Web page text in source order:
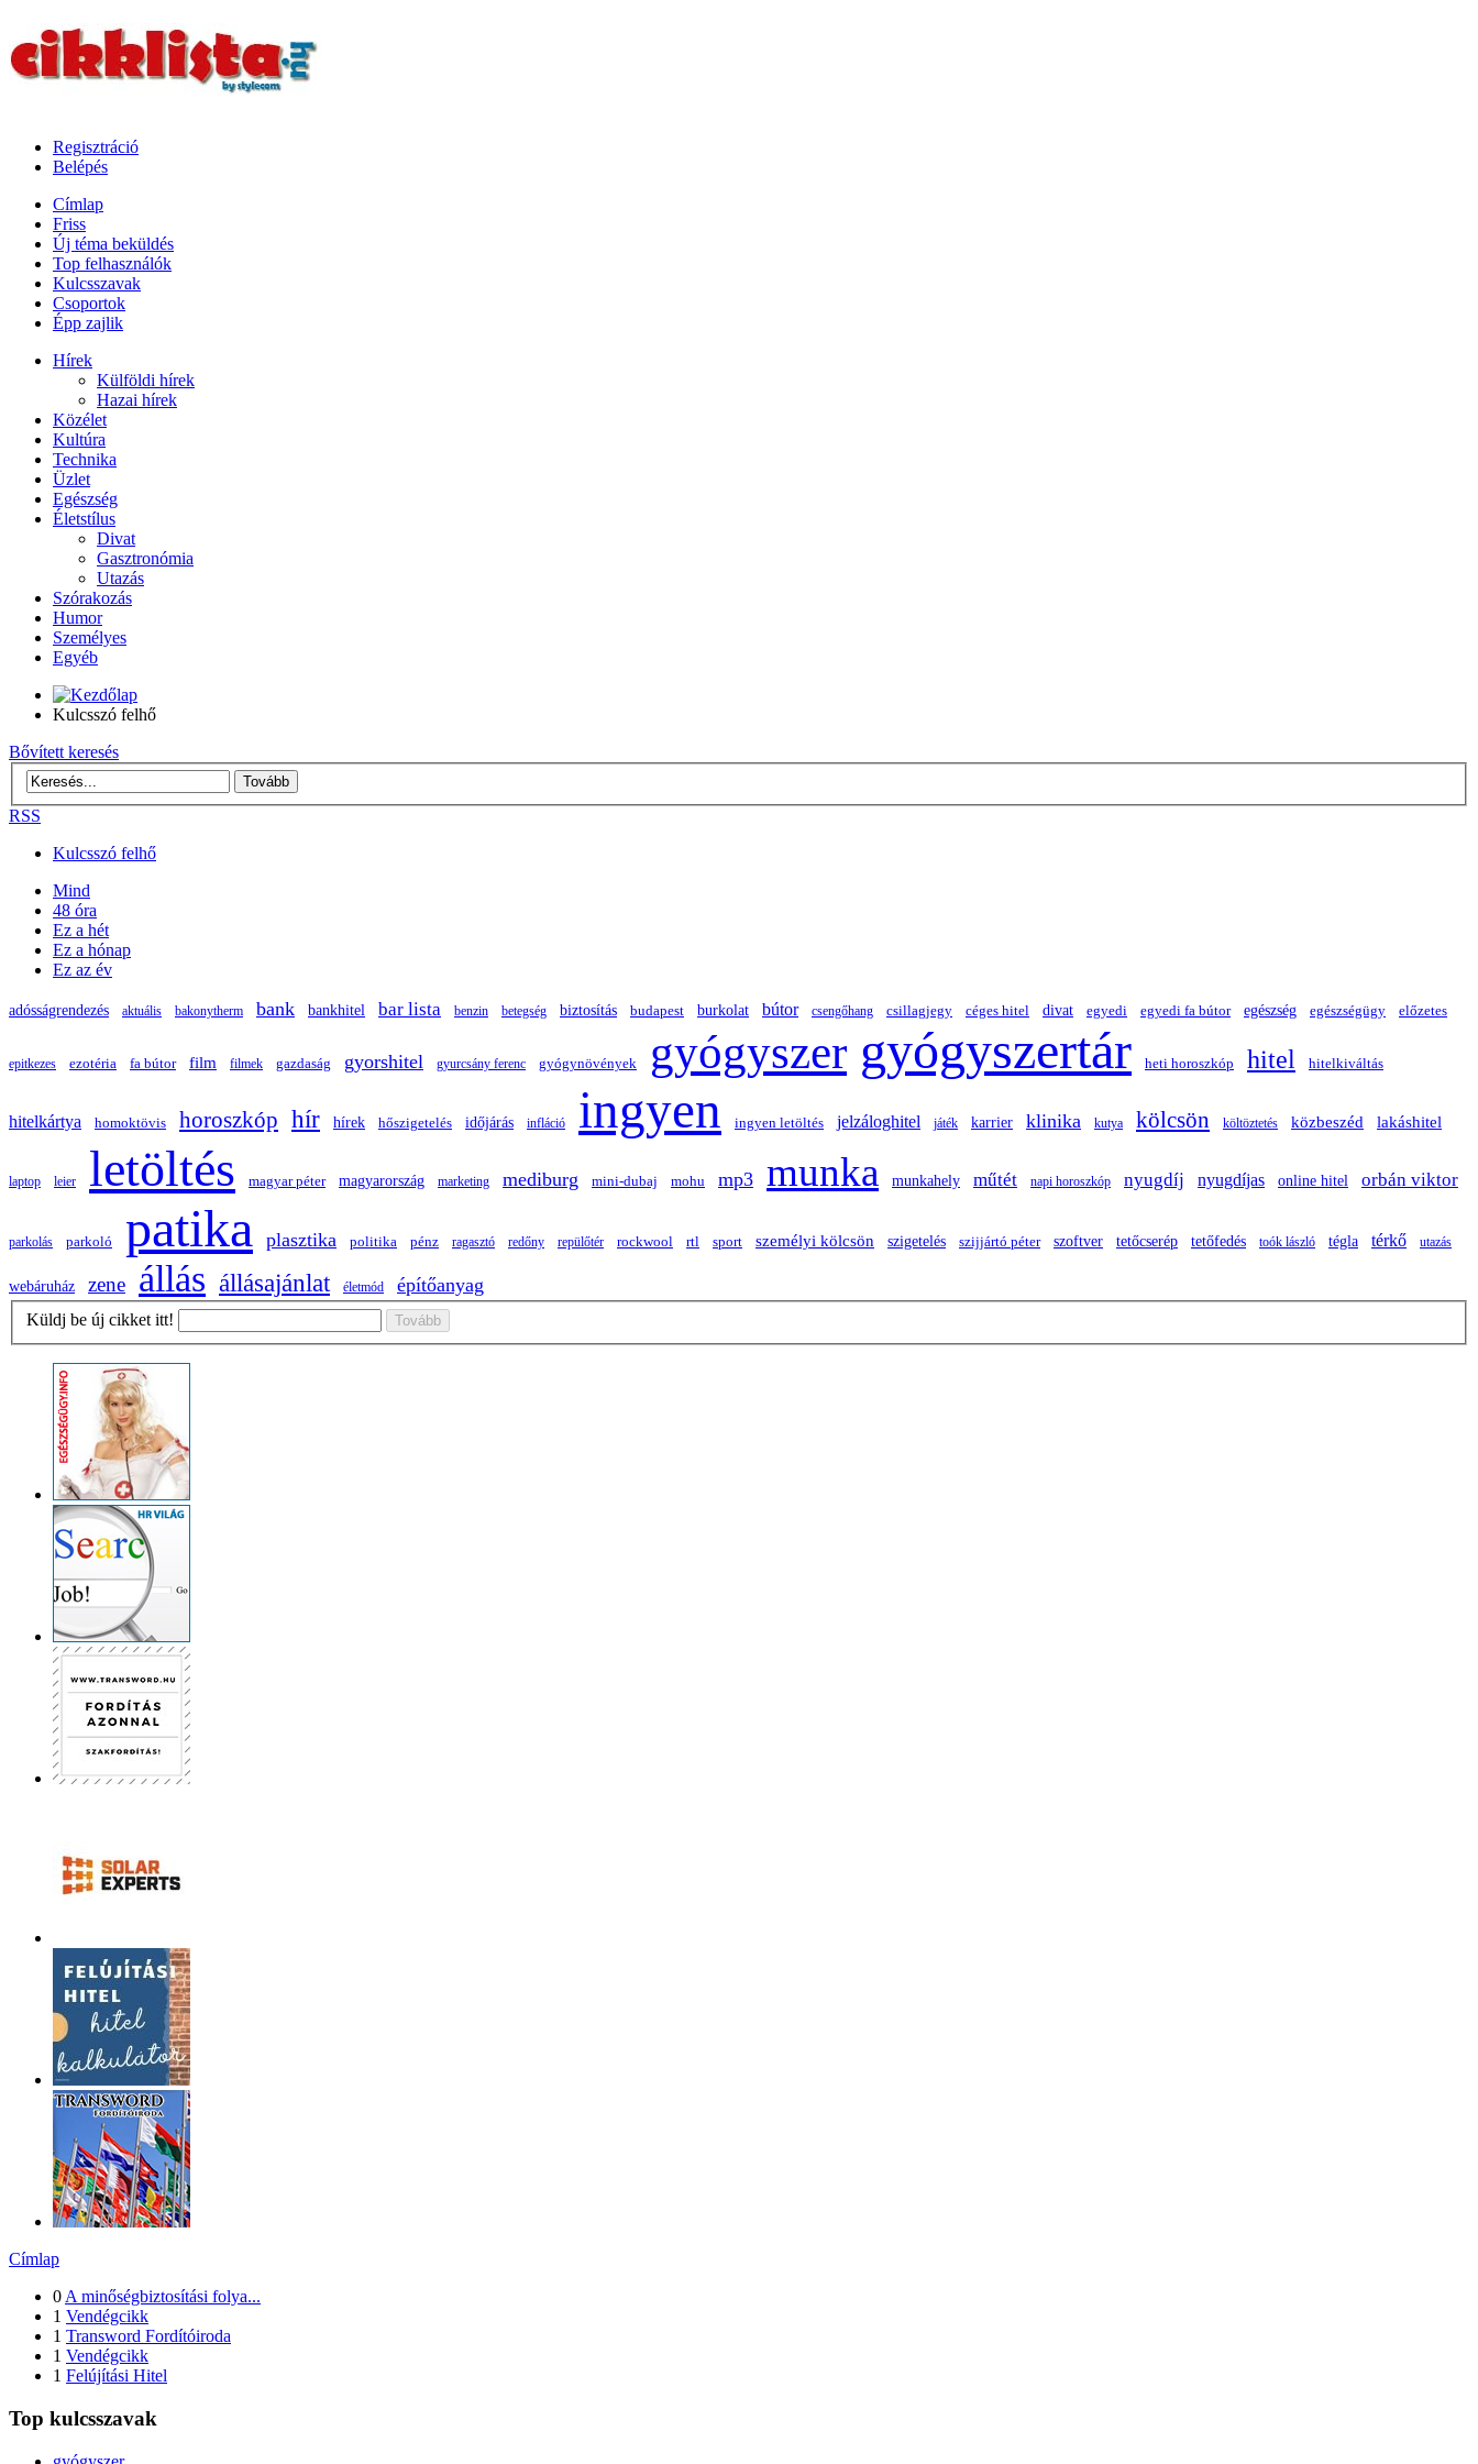
Regisztráció
Belépés
Címlap
Friss
Új téma beküldés
Top felhasználók
Kulcsszavak
Csoportok
Épp zajlik
Hírek
Külföldi hírek
Hazai hírek
Közélet
Kultúra
Technika
Üzlet
Egészség
Életstílus
Divat
Gasztronómia
Utazás
Szórakozás
Humor
Személyes
Egyéb
Kulcsszó felhő
Bővített keresés
RSS
Kulcsszó felhő
Mind
48 óra
Ez a hét
Ez a hónap
Ez az év
adósságrendezés aktuális bakonytherm bank bankhitel bar lista benzin betegség biztosítás budapest burkolat bútor csengőhang csillagjegy céges hitel divat egyedi egyedi fa bútor egészség egészségügy előzetes
epitkezes ezotéria fa bútor film filmek gazdaság gyorshitel gyurcsány ferenc gyógynövények gyógyszer gyógyszertár heti horoszkóp hitel hitelkiváltás
hitelkártya homoktövis horoszkóp hír hírek hőszigetelés időjárás infláció ingyen ingyen letöltés jelzáloghitel játék karrier klinika kutya kölcsön költöztetés közbeszéd lakáshitel
laptop leier letöltés magyar péter magyarország marketing mediburg mini-dubaj mohu mp3 munka munkahely műtét napi horoszkóp nyugdíj nyugdíjas online hitel orbán viktor
parkolás parkoló patika plasztika politika pénz ragasztó redőny repülőtér rockwool rtl sport személyi kölcsön szigetelés szijjártó péter szoftver tetőcserép tetőfedés toók lászló tégla térkő utazás
webáruház zene állás állásajánlat életmód építőanyag
Küldj be új cikket itt!
Címlap
0 A minőségbiztosítási folya...
1 Vendégcikk
1 Transword Fordítóiroda
1 Vendégcikk
1 Felújítási Hitel
Top kulcsszavak